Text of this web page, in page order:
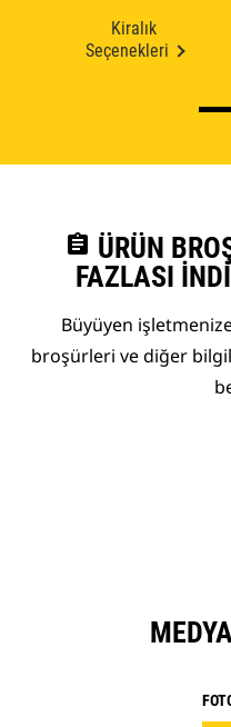
Kiralık
Seçenekleri
assignment ÜRÜN
FAZLASI
Büyüyen
broşürleri ve diğer